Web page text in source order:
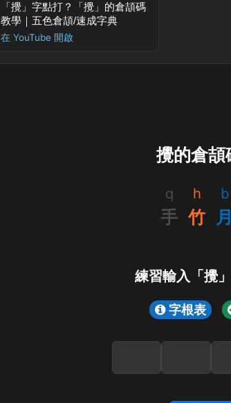
「攪」字點打？「攪」的倉頡碼
教學｜五色倉頡/速成字典
在 YouTube 開啟
攪的倉頡
q
手
h
竹
b
練習輸入「攪
字根表